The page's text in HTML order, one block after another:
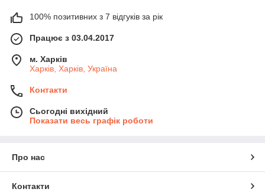
100% позитивних з 7 відгуків за рік
Працює з 03.04.2017
м. Харків
Харків, Харків, Україна
Контакти
Сьогодні вихідний
Показати весь графік роботи
Про нас
Контакти